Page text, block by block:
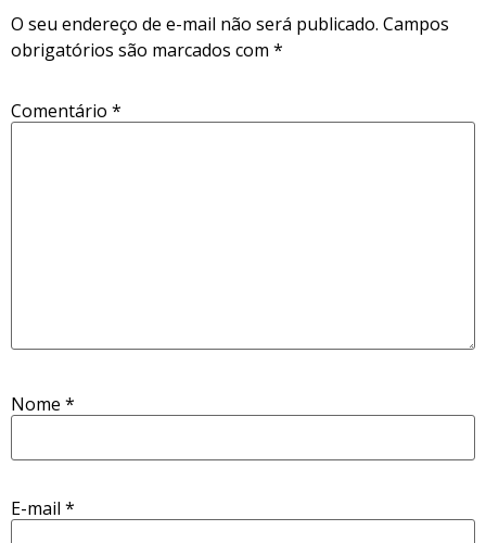
O seu endereço de e-mail não será publicado. Campos
obrigatórios são marcados com *
Comentário *
Nome *
E-mail *